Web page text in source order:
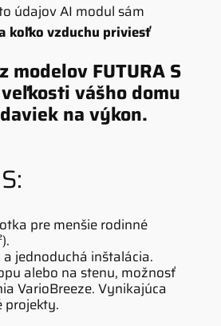
údajov AI modul sám
koľko vzduchu priviesť
modelov FUTURA S
vášho domu
na výkon.
pre menšie rodinné
jednoduchá inštalácia.
alebo na stenu, možnosť
VarioBreeze. Vynikajúca
projekty.